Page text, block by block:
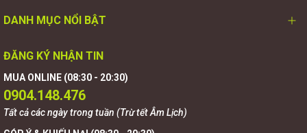
DANH MỤC NỔI BẬT
ĐĂNG KÝ NHẬN TIN
MUA ONLINE (08:30 - 20:30)
0904.148.476
Tất cả các ngày trong tuần (Trừ tết Âm Lịch)